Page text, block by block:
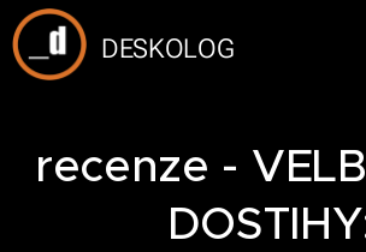
DESKOLOG
recenze -